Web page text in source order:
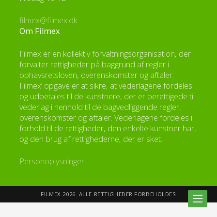
filmex@filmex.dk
Om Filmex
Filmex er en kollektiv forvaltningsorganisation, der
forvalter rettigheder på baggrund af regler i
ophavsretsloven, overenskomster og aftaler.
Filmex’ opgave er at sikre, at vederlagene fordeles
og udbetales til de kunstnere, der er berettigede til
vederlag i henhold til de bagvedliggende regler,
overenskomster og aftaler. Vederlagene fordeles i
forhold til de rettigheder, den enkelte kunstner har,
og den brug af rettighederne, der er sket.
Personoplysninger
FILMEX 2026. ALLE RETTIGHEDER FORBEHOLDES